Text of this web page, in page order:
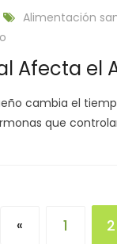
Alimentación
Afecta el
cambia el
que
« 1 2